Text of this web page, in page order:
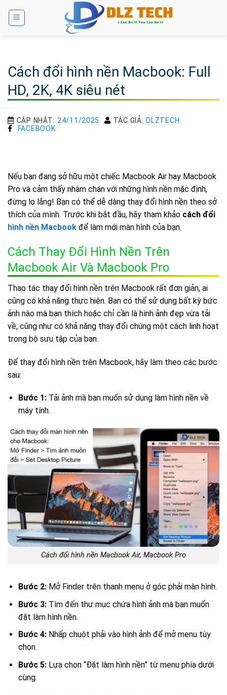
Cách đổi hình nền Macbook: Full
HD, 2K, 4K siêu nét
CẬP NHẬT: 24/11/2025 TÁC GIẢ: DLZTECH
FACEBOOK
Nếu bạn đang sở hữu một chiếc Macbook Air hay Macbook
Pro và cảm thấy nhàm chán với những hình nền mặc định,
đừng lo lắng! Bạn có thể dễ dàng thay đổi hình nền theo sở
thích của mình. Trước khi bắt đầu, hãy tham khảo cách đổi
hình nền Macbook để làm mới màn hình của bạn.
Cách Thay Đổi Hình Nền Trên
Macbook Air Và Macbook Pro
Thao tác thay đổi hình nền trên Macbook rất đơn giản, ai
cũng có khả năng thực hiện. Bạn có thể sử dụng bất kỳ bức
ảnh nào mà bạn thích hoặc chỉ cần là hình ảnh đẹp vừa tải
về, cũng như có khả năng thay đổi chúng một cách linh hoạt
trong bộ sưu tập của bạn.
Để thay đổi hình nền trên Macbook, hãy làm theo các bước
sau:
Bước 1:Tải ảnh mà bạn muốn sử dụng làm hình nền về
máy tính.
Cách đổi hình nền Macbook Air, Macbook Pro
Bước 2:Mở Finder trên thanh menu ở góc phải màn hình.
Bước 3:Tìm đến thư mục chứa hình ảnh mà bạn muốn
đặt làm hình nền.
Bước 4:Nhấp chuột phải vào hình ảnh để mở menu tùy
chọn.
Bước 5:Lựa chọn “Đặt làm hình nền” từ menu phía dưới
cùng.